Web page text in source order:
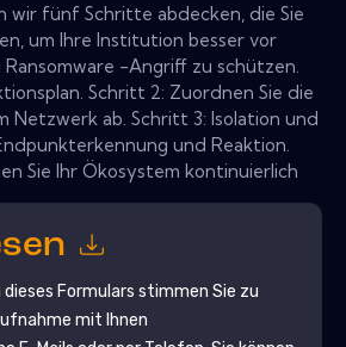
wir fünf Schritte abdecken, die Sie
um Ihre Institution besser vor
-Angriff zu schützen.
Schritt 2: Zuordnen Sie die
Netzwerk ab. Schritt 3: Isolation und
und Reaktion.
Sie Ihr Ökosystem kontinuierlich
dieses Formulars stimmen Sie zu
mit Ihnen